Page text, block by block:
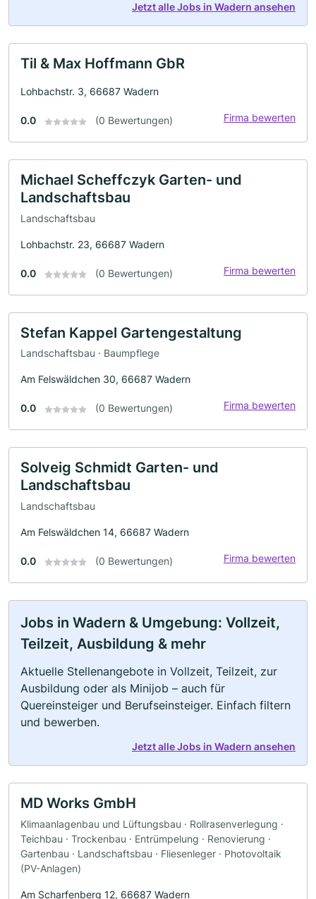
Jetzt alle Jobs in Wadern ansehen
Til & Max Hoffmann GbR
Lohbachstr. 3, 66687 Wadern
0.0 (0 Bewertungen) Firma bewerten
Michael Scheffczyk Garten- und
Landschaftsbau
Landschaftsbau
Lohbachstr. 23, 66687 Wadern
0.0 (0 Bewertungen) Firma bewerten
Stefan Kappel Gartengestaltung
Landschaftsbau · Baumpflege
Am Felswäldchen 30, 66687 Wadern
0.0 (0 Bewertungen) Firma bewerten
Solveig Schmidt Garten- und
Landschaftsbau
Landschaftsbau
Am Felswäldchen 14, 66687 Wadern
0.0 (0 Bewertungen) Firma bewerten
Jobs in Wadern & Umgebung: Vollzeit,
Teilzeit, Ausbildung & mehr
Aktuelle Stellenangebote in Vollzeit, Teilzeit, zur
Ausbildung oder als Minijob – auch für
Quereinsteiger und Berufseinsteiger. Einfach filtern
und bewerben.
Jetzt alle Jobs in Wadern ansehen
MD Works GmbH
Klimaanlagenbau und Lüftungsbau · Rollrasenverlegung ·
Teichbau · Trockenbau · Entrümpelung · Renovierung ·
Gartenbau · Landschaftsbau · Fliesenleger · Photovoltaik
(PV-Anlagen)
Am Scharfenberg 12, 66687 Wadern